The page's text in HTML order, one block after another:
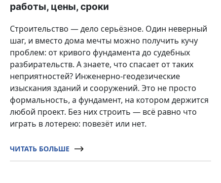
работы, цены, сроки
Строительство — дело серьёзное. Один неверный
шаг, и вместо дома мечты можно получить кучу
проблем: от кривого фундамента до судебных
разбирательств. А знаете, что спасает от таких
неприятностей? Инженерно-геодезические
изыскания зданий и сооружений. Это не просто
формальность, а фундамент, на котором держится
любой проект. Без них строить — всё равно что
играть в лотерею: повезёт или нет.
ЧИТАТЬ БОЛЬШЕ